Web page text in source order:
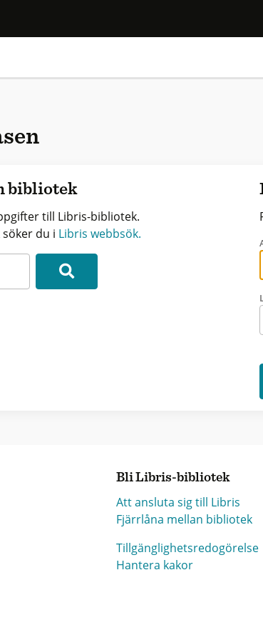
bibliotek
till Libris-bibliotek.
du i Libris webbsök.
Bli Libris-bibliotek
Att ansluta sig till Libris
Fjärrlåna mellan bibliotek
Tillgänglighetsredogörelse
Hantera kakor